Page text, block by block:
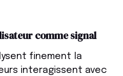
comme signal
finement la
interagissent avec